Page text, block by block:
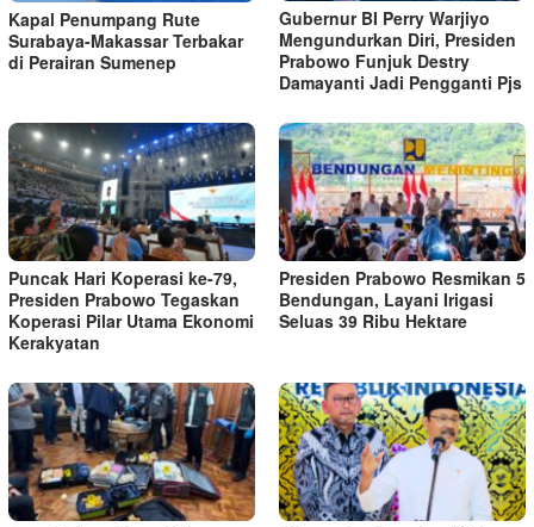
Kapal Penumpang Rute
Surabaya-Makassar Terbakar
di Perairan Sumenep
Gubernur BI Perry Warjiyo
Mengundurkan Diri, Presiden
Prabowo Funjuk Destry
Damayanti Jadi Pengganti Pjs
Puncak Hari Koperasi ke-79,
Presiden Prabowo Tegaskan
Koperasi Pilar Utama Ekonomi
Kerakyatan
Presiden Prabowo Resmikan 5
Bendungan, Layani Irigasi
Seluas 39 Ribu Hektare